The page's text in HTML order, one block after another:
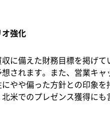
強化
に備えた財務目標を掲げ
されます。また、営業キ
やや偏った方針との印象
米でのプレゼンス獲得に